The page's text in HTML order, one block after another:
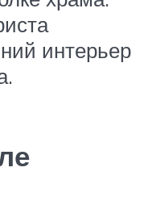
интерьер